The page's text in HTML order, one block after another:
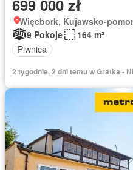
699 000 zł
Więcbork, Kujawsko-
9 Pokoje
164 m²
Piwnica
2 tygodnie, 2 dni temu w Gratka -